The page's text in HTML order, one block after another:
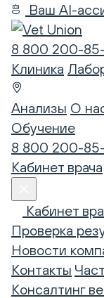
Ваш AI-
8 800 200-
Клиника
Анализы О
Обучение
8 800 200-
Кабинет врача
Кабинет
Проверка
Новости
Контакты
Консалтинг